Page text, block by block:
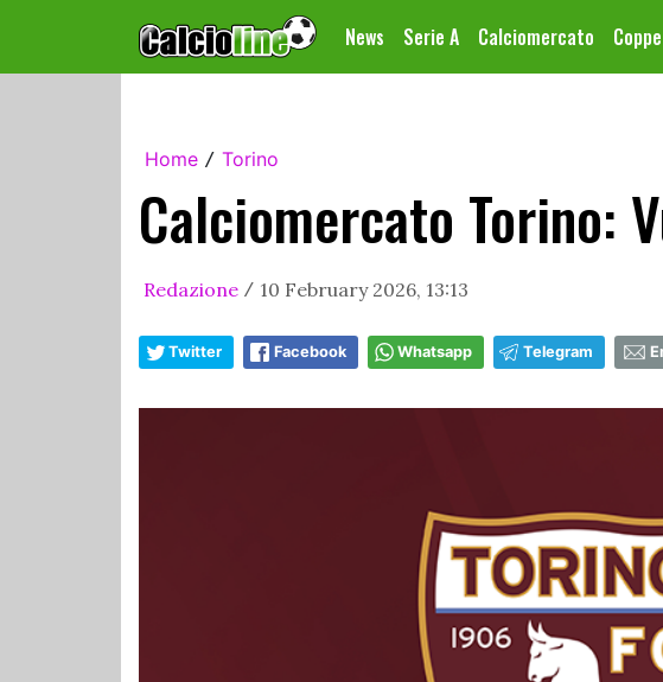
News Serie A Calciomercato Coppe
Home / Torino
Calciomercato Torino:
Redazione / 10 February 2026, 13:13
Twitter Facebook Whatsapp Telegram